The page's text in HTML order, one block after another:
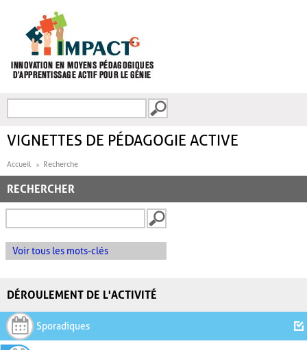
FORMULAIRE DE
VIGNETTES DE PÉDAGOGIE ACTIVE
Accueil Recherche
RECHERCHER
Voir tous les mots-clés
DÉROULEMENT DE L'ACTIVITÉ
Sporadiques